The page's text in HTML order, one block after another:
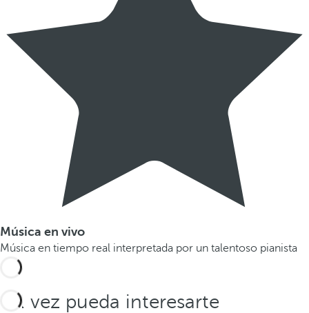
Música en vivo
Música en tiempo real interpretada por un talentoso pianista
Tal vez pueda interesarte